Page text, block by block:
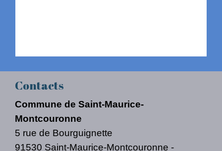
Contacts
Commune de Saint-Maurice-
Montcouronne
5 rue de Bourguignette
91530 Saint-Maurice-Montcouronne -